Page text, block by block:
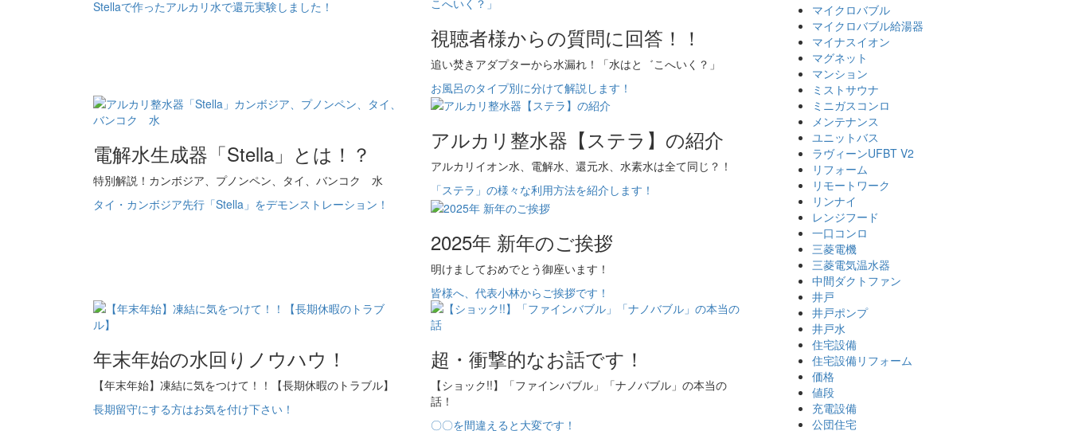
Stellaで作ったアルカリ水で還元実験しました！
視聴者様からの質問に回答！！
追い焚きアダプターから水漏れ！「水はと゛こへいく？」
お風呂のタイプ別に分けて解説します！
電解水生成器「Stella」とは！？
特別解説！カンボジア、プノンペン、タイ、バンコク 水
タイ・カンボジア先行「Stella」をデモンストレーション！
アルカリ整水器【ステラ】の紹介
アルカリイオン水、電解水、還元水、水素水は全て同じ？！
「ステラ」の様々な利用方法を紹介します！
2025年 新年のご挨拶
明けましておめでとう御座います！
皆様へ、代表小林からご挨拶です！
年末年始の水回りノウハウ！
【年末年始】凍結に気をつけて！！【長期休暇のトラブル】
長期留守にする方はお気を付け下さい！
超・衝撃的なお話です！
【ショック!!】「ファインバブル」「ナノバブル」の本当の
話！
〇〇を間違えると大変です！
マイクロバブル
マイクロバブル給湯器
マイナスイオン
マグネット
マンション
ミストサウナ
ミニガスコンロ
メンテナンス
ユニットバス
ラヴィーンUFBT V2
リフォーム
リモートワーク
リンナイ
レンジフード
一口コンロ
三菱電機
三菱電気温水器
中間ダクトファン
井戸
井戸ポンプ
井戸水
住宅設備
住宅設備リフォーム
価格
値段
充電設備
公団住宅